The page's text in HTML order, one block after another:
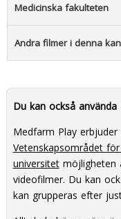
Medicinska fakulteten
Andra filmer i denna
Du kan också
Medfarm Play
Vetenskapsområdet
universitetmöjligheten
videofilmer. Du kan
kan grupperas efter